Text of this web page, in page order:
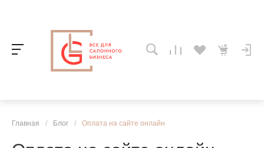
Главная / Блог / Оплата на сайте онлайн